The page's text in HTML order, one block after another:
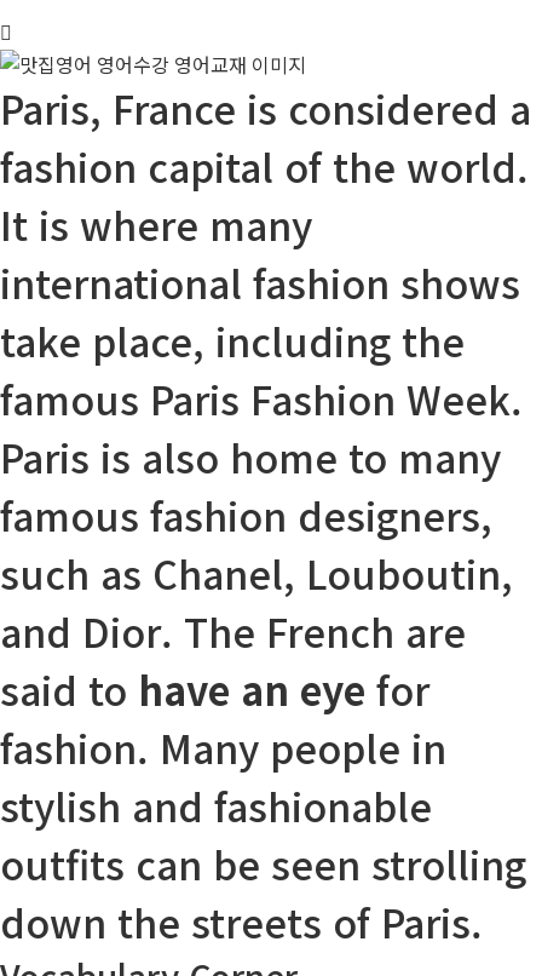
Paris, France is considered a
fashion capital of the world.
It is where many
international fashion shows
take place, including the
famous Paris Fashion Week.
Paris is also home to many
famous fashion designers,
such as Chanel, Louboutin,
and Dior. The French are
said to have an eye for
fashion. Many people in
stylish and fashionable
outfits can be seen strolling
down the streets of Paris.